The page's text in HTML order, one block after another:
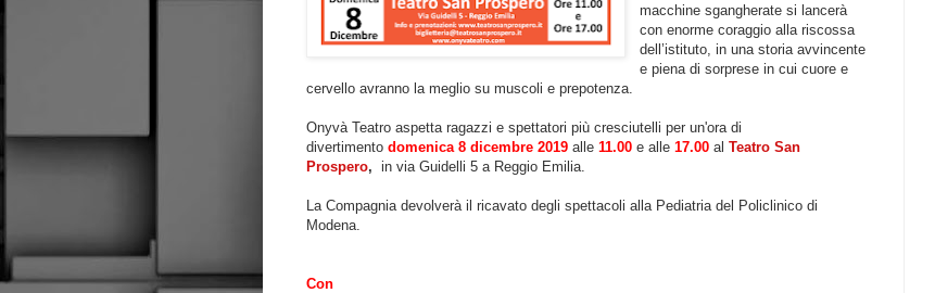
macchine sgangherate si lancerà
con enorme coraggio alla riscossa
dell’istituto, in una storia avvincente
e piena di sorprese in cui cuore e
cervello avranno la meglio su muscoli e prepotenza.
Onyvà Teatro aspetta ragazzi e spettatori più cresciutelli per un'ora di
divertimento domenica 8 dicembre 2019 alle 11.00 e alle 17.00 al Teatro San
Prospero, in via Guidelli 5 a Reggio Emilia.
La Compagnia devolverà il ricavato degli spettacoli alla Pediatria del Policlinico di
Modena.
Con